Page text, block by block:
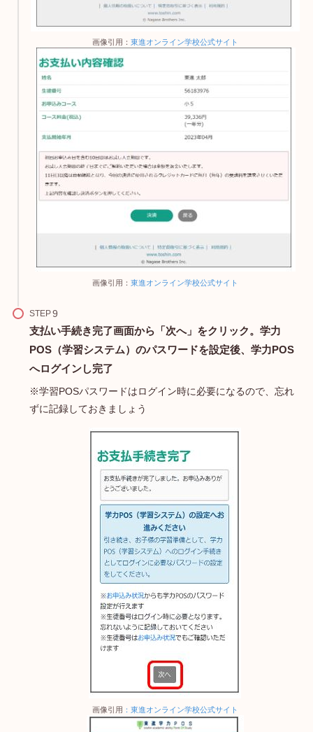
画像引用： 東進オンライン学校公式サイト
画像引用： 東進オンライン学校公式サイト
STEP
支払い手続き完了画面から「次へ」をクリック。学力
POS（学習システム）のパスワードを設定後、学力POS
へログインし完了
※学習POSパスワードはログイン時に必要になるので、忘れ
ずに記録しておきましょう
画像引用 ：東進オンライン学校公式サイト